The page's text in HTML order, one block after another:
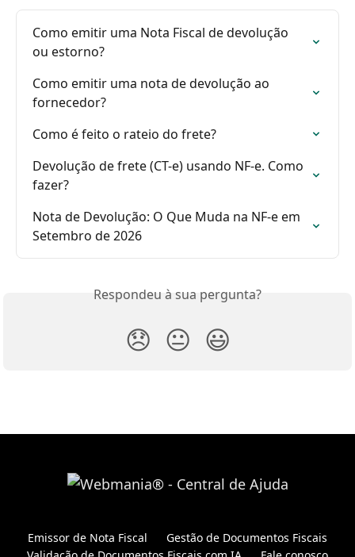
Como emitir uma Nota Fiscal de devolução
ou estorno?
Como emitir uma nota de devolução ao
fornecedor?
Como é feito o rateio do frete?
Devolução de frete (CT-e) usando NF-e. Como
fazer?
Nota de Devolução: O Que Muda na NF-e em
Setembro de 2026
Respondeu à sua pergunta?
😞 😐 😃
Emissor de Nota Fiscal
Gestão de Documentos Fiscais